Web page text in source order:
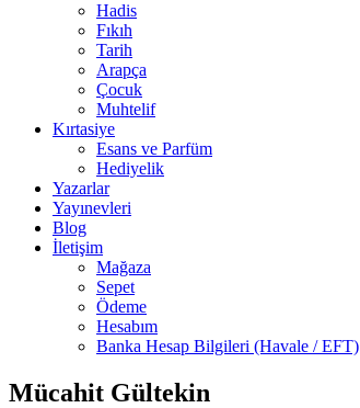
Hadis
Fıkıh
Tarih
Arapça
Çocuk
Muhtelif
Kırtasiye
Esans ve Parfüm
Hediyelik
Yazarlar
Yayınevleri
Blog
İletişim
Mağaza
Sepet
Ödeme
Hesabım
Banka Hesap Bilgileri (Havale / EFT)
Mücahit Gültekin